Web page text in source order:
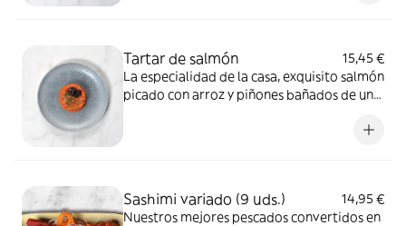
Tartar de salmón
15,45 €
La especialidad de la casa, exquisito salmón
picado con arroz y piñones bañados de una
Sashimi variado (9 uds.)
14,95 €
Nuestros mejores pescados convertidos en